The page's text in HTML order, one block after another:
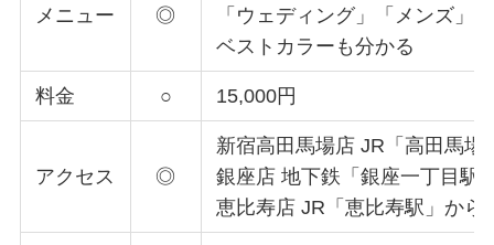
メニュー ◎
「ウェディング」「メンズ」
ベストカラーも分かる
料金 ○ 15,000円
アクセス ◎
新宿高田馬場店 JR「高田馬場
銀座店 地下鉄「銀座一丁目駅
恵比寿店 JR「恵比寿駅」から